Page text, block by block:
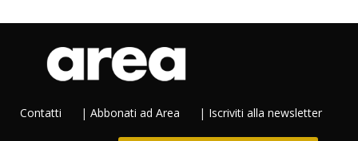
Contatti | Abbonati ad Area | Iscriviti alla newsletter